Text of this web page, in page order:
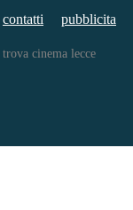
contatti pubblicita
trova cinema lecce